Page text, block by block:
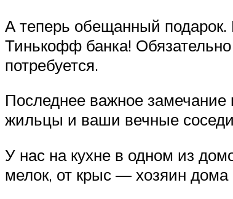
А теперь обещанный
Тинькофф банка!
потребуется.
Последнее важное
жильцы и ваши вечные соседи
У нас на кухне в одном из
мелок, от крыс — хозяин дома